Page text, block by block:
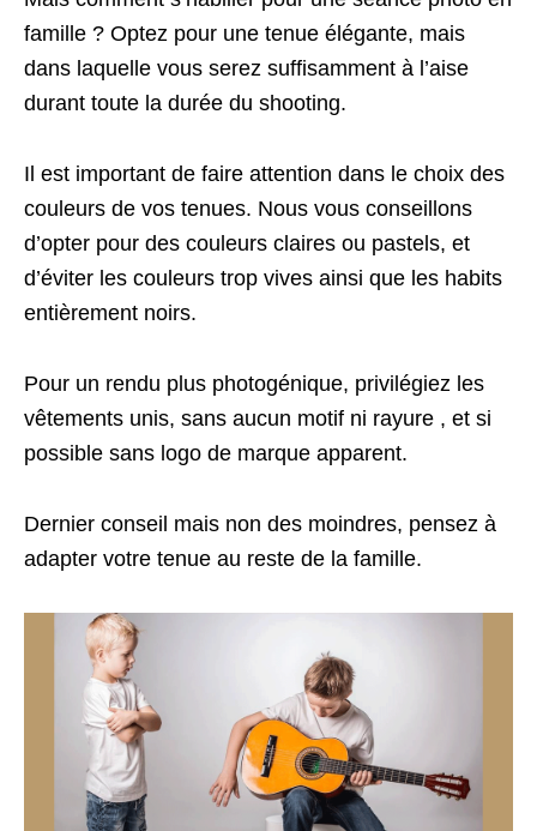
famille ? Optez pour une tenue élégante, mais
dans laquelle vous serez suffisamment à l’aise
durant toute la durée du shooting.
Il est important de faire attention dans le choix des
couleurs de vos tenues. Nous vous conseillons
d’opter pour des couleurs claires ou pastels, et
d’éviter les couleurs trop vives ainsi que les habits
entièrement noirs.
Pour un rendu plus photogénique, privilégiez les
vêtements unis, sans aucun motif ni rayure , et si
possible sans logo de marque apparent.
Dernier conseil mais non des moindres, pensez à
adapter votre tenue au reste de la famille.